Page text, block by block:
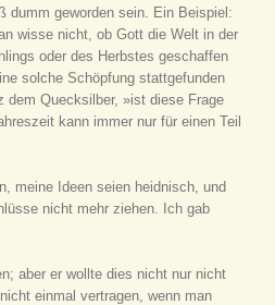
dumm geworden sein. Ein Beispiel:
wisse nicht, ob Gott die Welt in der
oder des Herbstes geschaffen
solche Schöpfung stattgefunden
dem Quecksilber, »ist diese Frage
kann immer nur für einen Teil
meine Ideen seien heidnisch, und
nicht mehr ziehen. Ich gab
aber er wollte dies nicht nur nicht
einmal vertragen, wenn man